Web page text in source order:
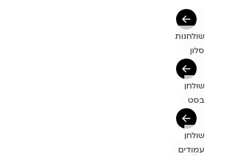
שולחנות
סלון
שולחן
בסט
שולחן
עמודים